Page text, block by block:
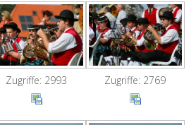
Zugriffe: 2993 Zugriffe: 2769